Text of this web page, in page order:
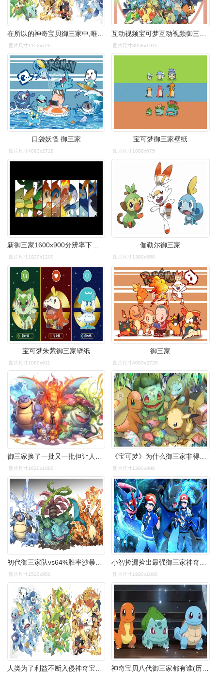
图片尺寸1152x720 图片尺寸3058x1911
口袋妖怪 御三家
图片尺寸4093x2728
宝可梦御三家壁纸
图片尺寸1080x675
图片尺寸1920x1200
伽勒尔御三家
图片尺寸1380x858
宝可梦朱紫御三家壁纸
图片尺寸1080x611
御三家
图片尺寸4093x2728
御三家换了一批又一批但让人印象最深刻的还是初代三只御三家
图片尺寸1620x1080
《宝可梦》为什么御三家非得是草火水三属性?换成其它不行吗?
图片尺寸1390x896
图片尺寸1520x950 图片尺寸1920x1080